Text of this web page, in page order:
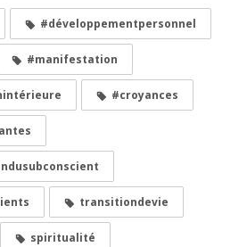
#développementpersonnel
#manifestation
#croyances
transitiondevie
spiritualité